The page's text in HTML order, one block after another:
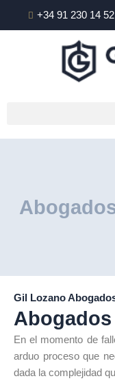
+34 91 230 14 52
Gil Lozano
En el momento de
arduo proceso que
dada la complejidad